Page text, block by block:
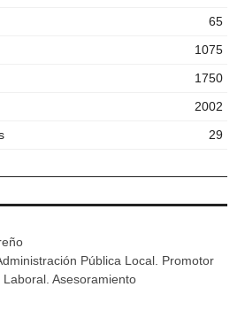
65
1075
1750
2002
29
Pública Local. Promotor
Asesoramiento